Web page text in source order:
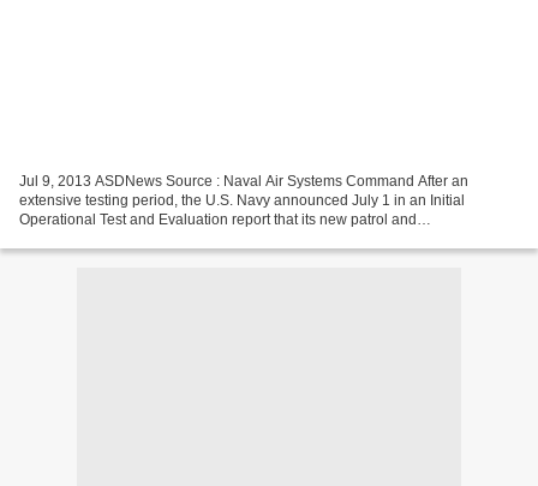
Jul 9, 2013 ASDNews Source : Naval Air Systems Command After an
extensive testing period, the U.S. Navy announced July 1 in an Initial
Operational Test and Evaluation report that its new patrol and